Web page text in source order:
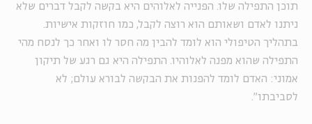
תוכן התפילה שלו. הפנייה לאלוהים היא בקשה לקבל דברים שלא
ניתנו לאדם ושאותם הוא רוצה לקבל, כמו חוזקות אישיות.
בתהליך הטיפולי הוא לומד להבין מה חסר לו ואחר כך לנסח מהי
התפילה שהוא מפנה לאלוהיו. התפילה היא גם רגע של תיקון
אמוני: האדם לומד להפנות את הבקשה לבורא עולם; לא
לסביבתו".